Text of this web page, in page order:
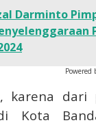
Darminto
Powered
karena
Kota